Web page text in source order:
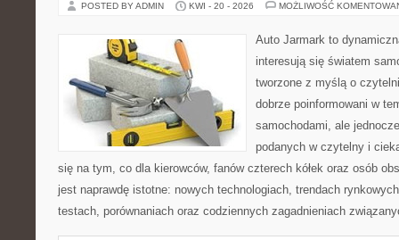
POSTED BY ADMIN KWI - 20 - 2026 MOŻLIWOŚĆ
Auto Jarmark to
interesują się światem
tworzone z myślą o
dobrze poinformowani w
samochodami, ale
podanych w czytelny i
się na tym, co dla kierowców, fanów czterech kółek oraz osób
jest naprawdę istotne: nowych technologiach, trendach
testach, porównaniach oraz codziennych zagadnieniach